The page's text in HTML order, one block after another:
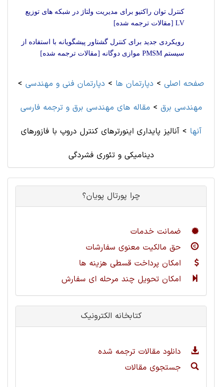
کنترل توان راکتیو برای مدیریت ولتاژ در شبکه های توزیع
LV [مقالات ترجمه شده]
رویکردی جدید برای کنترل گشتاور پیشگویانه با استفاده از
سیستم PMSM موازی دوگانه [مقالات ترجمه شده]
صفحه اصلی > دپارتمان ها > دپارتمان فنی و مهندسی >
مهندسی برق > مقاله های مهندسی برق و ترجمه فارسی
آنها >آنالیز پایداری اینورترهای کنترل دروپ با فازورهای
دینامیکی و تئوری فشردگی
چرا پورتال پویان؟
ضمانت خدمات
حق مالکیت معنوی سفارشات
امکان پرداخت قسطی هزینه ها
امکان تحویل چند مرحله ای سفارش
کتابخانه الکترونیک
دانلود مقالات ترجمه شده
جستجوی مقالات